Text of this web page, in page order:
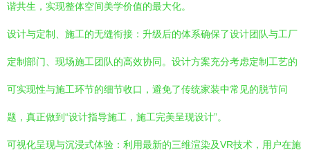
谐共生，实现整体空间美学价值的最大化。
设计与定制、施工的无缝衔接：升级后的体系确保了设计团队与工厂
定制部门、现场施工团队的高效协同。设计方案充分考虑定制工艺的
可实现性与施工环节的细节收口，避免了传统家装中常见的脱节问
题，真正做到“设计指导施工，施工完美呈现设计”。
可视化呈现与沉浸式体验：利用最新的三维渲染及VR技术，用户在施